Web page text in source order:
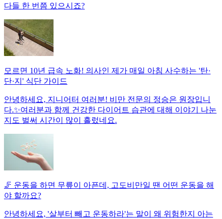
다들 한 번쯤 있으시죠?
모르면 10년 급속 노화! 의사인 제가 매일 아침 사수하는 '탄·
단·지' 식단 가이드
안녕하세요, 지니어터 여러분! 비만 전문의 정승은 원장입니
다.✨여러분과 함께 건강한 다이어트 습관에 대해 이야기 나눈
지도 벌써 시간이 많이 흘렀네요.
🦵 운동을 하면 무릎이 아픈데, 고도비만일 땐 어떤 운동을 해
야 할까요?
안녕하세요, '살부터 빼고 운동하라'는 말이 왜 위험한지 아는